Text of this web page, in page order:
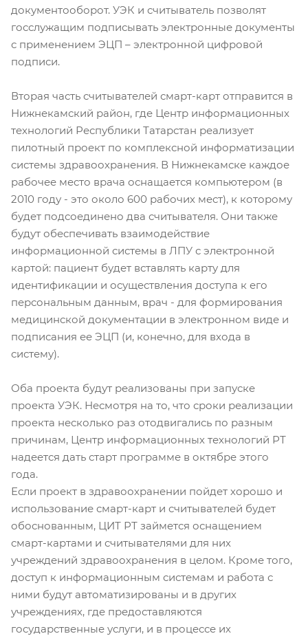
документооборот. УЭК и считыватель позволят
госслужащим подписывать электронные документы
с применением ЭЦП – электронной цифровой
подписи.
Вторая часть считывателей смарт-карт отправится в
Нижнекамский район, где Центр информационных
технологий Республики Татарстан реализует
пилотный проект по комплексной информатизации
системы здравоохранения. В Нижнекамске каждое
рабочее место врача оснащается компьютером (в
2010 году - это около 600 рабочих мест), к которому
будет подсоединено два считывателя. Они также
будут обеспечивать взаимодействие
информационной системы в ЛПУ с электронной
картой: пациент будет вставлять карту для
идентификации и осуществления доступа к его
персональным данным, врач - для формирования
медицинской документации в электронном виде и
подписания ее ЭЦП (и, конечно, для входа в
систему).
Оба проекта будут реализованы при запуске
проекта УЭК. Несмотря на то, что сроки реализации
проекта несколько раз отодвигались по разным
причинам, Центр информационных технологий РТ
надеется дать старт программе в октябре этого
года.
Если проект в здравоохранении пойдет хорошо и
использование смарт-карт и считывателей будет
обоснованным, ЦИТ РТ займется оснащением
смарт-картами и считывателями для них
учреждений здравоохранения в целом. Кроме того,
доступ к информационным системам и работа с
ними будут автоматизированы и в других
учреждениях, где предоставляются
государственные услуги, и в процессе их